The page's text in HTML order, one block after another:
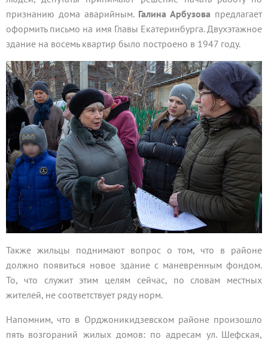
признанию дома аварийным. Галина Арбузова предлагает
оформить письмо на имя Главы Екатеринбурга. Двухэтажное
здание на восемь квартир было построено в 1947 году.
Также жильцы поднимают вопрос о том, что в районе
должно появиться новое здание с маневренным фондом.
То, что служит этим целям сейчас, по словам местных
жителей, не соответствует ряду норм.
Напомним, что в Орджоникидзевском районе произошло
пять возгораний жилых домов: по адресам ул. Шефская,